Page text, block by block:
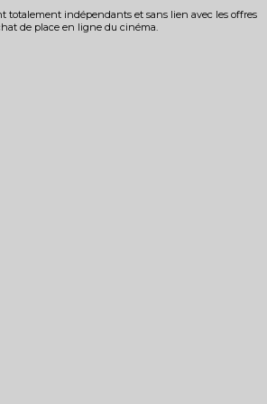
totalement indépendants et sans lien avec les offres
de place en ligne du cinéma.